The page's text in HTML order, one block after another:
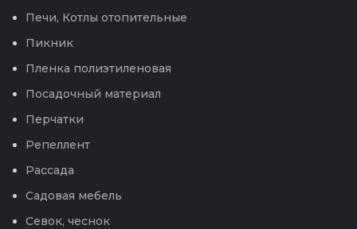
Печи, Котлы отопительные
Пикник
Пленка полиэтиленовая
Посадочный материал
Перчатки
Репеллент
Рассада
Садовая мебель
Севок, чеснок